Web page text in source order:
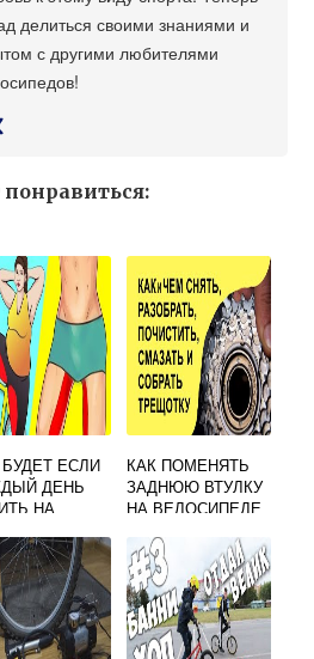
делиться своими знаниями и
с другими любителями
ЕСЛИ
ДЕНЬ
НА
КАК ПОМЕНЯТЬ
ЗАДНЮЮ ВТУЛКУ
НА ВЕЛОСИПЕДЕ